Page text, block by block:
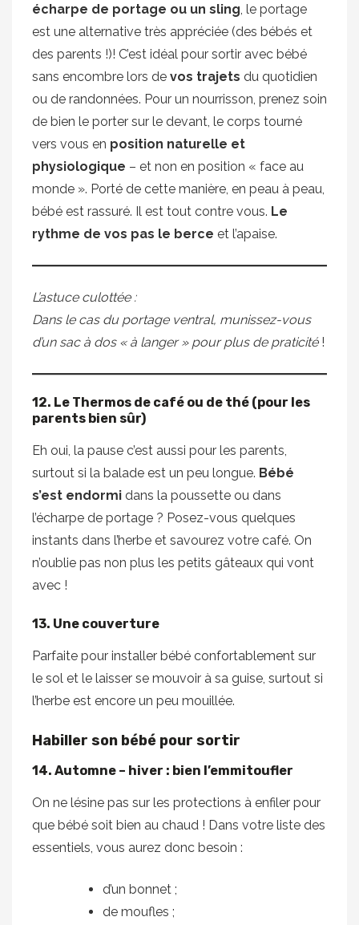
écharpe de portage ou un sling, le portage
est une alternative très appréciée (des bébés et
des parents !)! C’est idéal pour sortir avec bébé
sans encombre lors de vos trajets du quotidien
ou de randonnées. Pour un nourrisson, prenez soin
de bien le porter sur le devant, le corps tourné
vers vous en position naturelle et
physiologique – et non en position « face au
monde ». Porté de cette manière, en peau à peau,
bébé est rassuré. Il est tout contre vous. Le
rythme de vos pas le berce et l’apaise.
L’astuce culottée :
Dans le cas du portage ventral, munissez-vous
d’un sac à dos « à langer » pour plus de praticité!
12. Le Thermos de café ou de thé (pour les
parents bien sûr)
Eh oui, la pause c’est aussi pour les parents,
surtout si la balade est un peu longue. Bébé
s’est endormi dans la poussette ou dans
l’écharpe de portage ? Posez-vous quelques
instants dans l’herbe et savourez votre café. On
n’oublie pas non plus les petits gâteaux qui vont
avec !
13. Une couverture
Parfaite pour installer bébé confortablement sur
le sol et le laisser se mouvoir à sa guise, surtout si
l’herbe est encore un peu mouillée.
Habiller son bébé pour sortir
14. Automne – hiver : bien l’emmitoufler
On ne lésine pas sur les protections à enfiler pour
que bébé soit bien au chaud ! Dans votre liste des
essentiels, vous aurez donc besoin :
d’un bonnet ;
de moufles ;